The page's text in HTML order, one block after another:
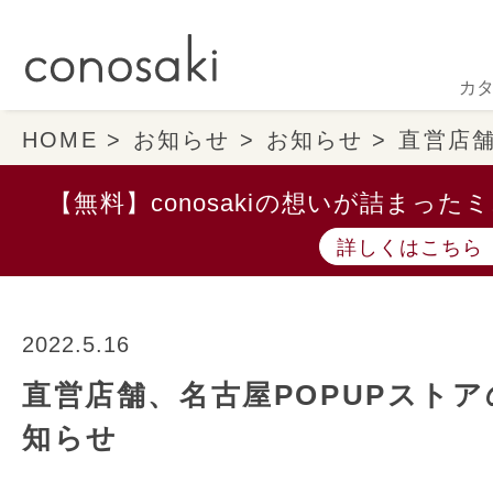
カ
HOME お知らせ お知らせ 直営店
【無料】conosakiの想いが詰まった
詳しくはこちら
2022.5.16
直営店舗、名古屋POPUPスト
知らせ